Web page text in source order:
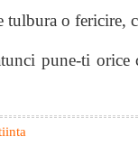
o fericire,
pune-ti